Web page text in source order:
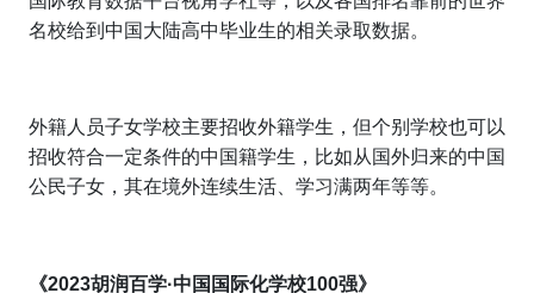
名校给到中国大陆高中毕业生的相关录取数据。
外籍人员子女学校主要招收外籍学生，但个别学校也可以
招收符合一定条件的中国籍学生，比如从国外归来的中国
公民子女，其在境外连续生活、学习满两年等等。
《2023胡润百学·中国国际化学校100强》